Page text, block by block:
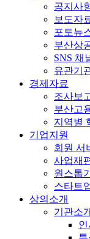
공지사
보도자
포토뉴
부산상
SNS 채
유관기
경제자료
조사보
부산고
지역별
기업지원
회원 서
사업재
원스톱
스타트
상의소개
기관소